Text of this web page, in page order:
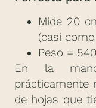
Mide 20
(casi
Peso =
En la
prácticamente
de hojas que